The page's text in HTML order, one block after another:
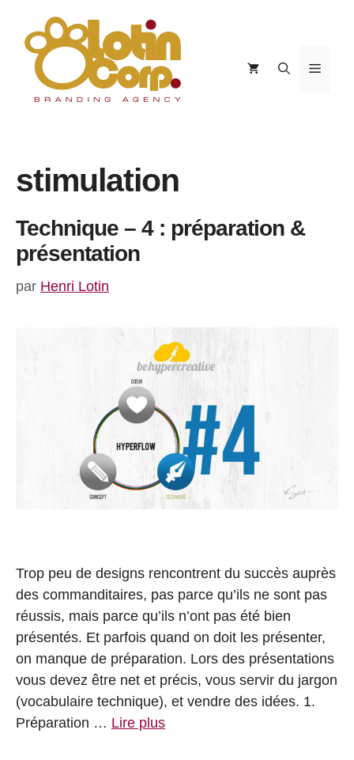
contenu
Menu
stimulation
Technique – 4 : préparation &
présentation
par Henri Lotin
Trop peu de designs rencontrent du succès auprès
des commanditaires, pas parce qu’ils ne sont pas
réussis, mais parce qu’ils n’ont pas été bien
présentés. Et parfois quand on doit les présenter,
on manque de préparation. Lors des présentations
vous devez être net et précis, vous servir du jargon
(vocabulaire technique), et vendre des idées. 1.
Préparation … Lire plus